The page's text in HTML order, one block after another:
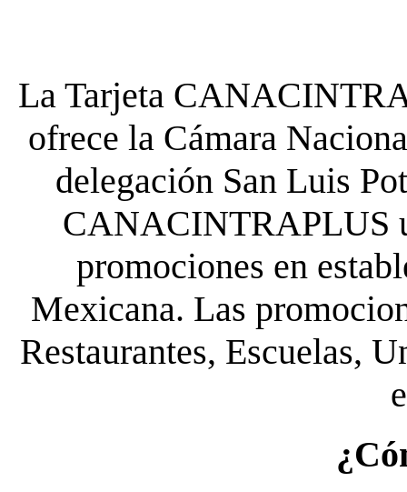
La Tarjeta
ofrece la Cámara
delegación San Luis
CANACINTRAPLUS
promociones en
Mexicana. Las
Restaurantes, Escuelas,